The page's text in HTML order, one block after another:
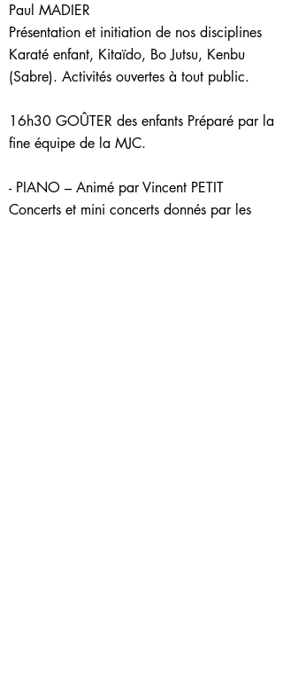
Paul MADIER
Présentation et initiation de nos disciplines
Karaté enfant, Kitaïdo, Bo Jutsu, Kenbu
(Sabre). Activités ouvertes à tout public.
16h30 GOÛTER des enfants Préparé par la
fine équipe de la MJC.
- PIANO – Animé par Vincent PETIT
Concerts et mini concerts donnés par les